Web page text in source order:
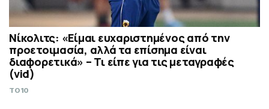
Νίκολιτς: «Είμαι ευχαριστημένος από την
προετοιμασία, αλλά τα επίσημα είναι
διαφορετικά» – Τι είπε για τις μεταγραφές
(vid)
TO10